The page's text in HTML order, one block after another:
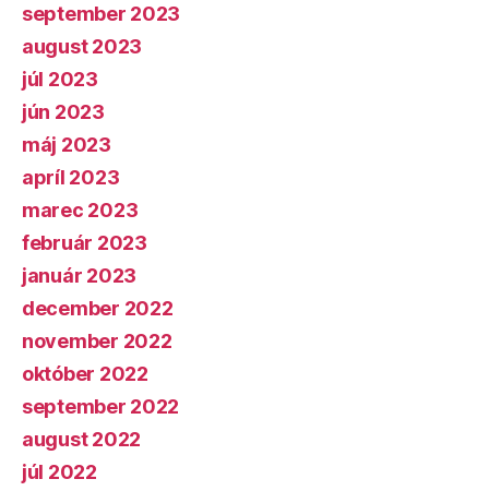
september 2023
august 2023
júl 2023
jún 2023
máj 2023
apríl 2023
marec 2023
február 2023
január 2023
december 2022
november 2022
október 2022
september 2022
august 2022
júl 2022